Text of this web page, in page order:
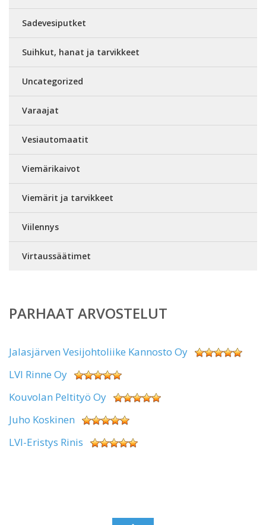
Sadevesiputket
Suihkut, hanat ja tarvikkeet
Uncategorized
Varaajat
Vesiautomaatit
Viemärikaivot
Viemärit ja tarvikkeet
Viilennys
Virtaussäätimet
PARHAAT ARVOSTELUT
Jalasjärven Vesijohtoliike Kannosto Oy
LVI Rinne Oy
Kouvolan Peltityö Oy
Juho Koskinen
LVI-Eristys Rinis